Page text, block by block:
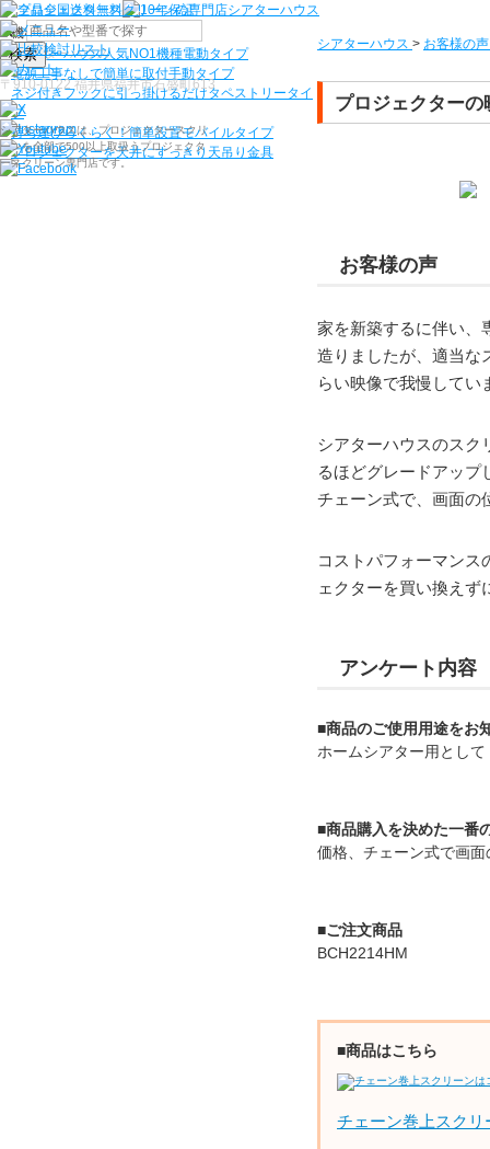
検索
シアターハウス > お客様の声
プロジェクター
お客様の声
家を新築するに伴い、
造りましたが、適当な
らい映像で我慢してい
シアターハウスのスク
るほどグレードアップ
チェーン式で、画面の
コストパフォーマンス
ェクターを買い換えず
アンケート内容
■商品のご使用用途をお
ホームシアター用として
■商品購入を決めた一番
価格、チェーン式で画
■ご注文商品
BCH2214HM
■商品はこちら
チェーン巻上スクリ
機種から選ぶ
シアターハウス人気NO1機種電動タイプ
電源工事なしで簡単に取付手動タイプ
ネジ付きフックに引っ掛けるだけタペストリータイ
プ
持ち運びらくらく！簡単設置モバイルタイプ
プロジェクターを天井にすっきり 天吊り金具
〒910-0122 福井県福井市石盛町613
シアターハウスは、プロジェクタースクリ
ーンを全部で500以上取扱うプロジェクタ
ースクリーン専門店です。